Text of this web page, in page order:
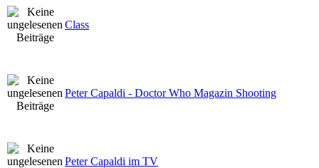
Class
Peter Capaldi - Doctor Who Magazin Shooting
Peter Capaldi im TV